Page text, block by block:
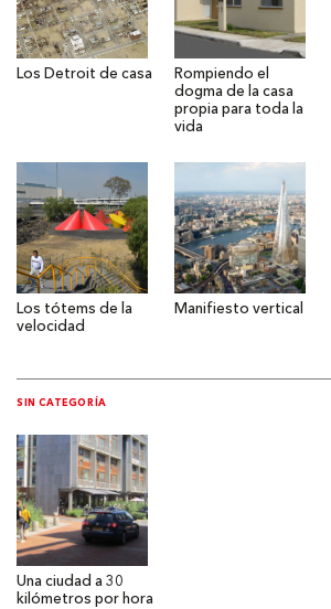
Los Detroit de casa
Rompiendo el
dogma de la casa
propia para toda la
vida
Los tótems de la
velocidad
Manifiesto vertical
SIN CATEGORÍA
Una ciudad a 30
kilómetros por hora